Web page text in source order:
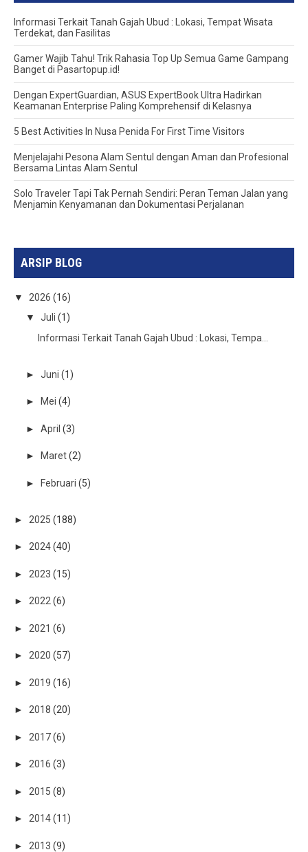
Informasi Terkait Tanah Gajah Ubud : Lokasi, Tempat Wisata
Terdekat, dan Fasilitas
Gamer Wajib Tahu! Trik Rahasia Top Up Semua Game Gampang
Banget di Pasartopup.id!
Dengan ExpertGuardian, ASUS ExpertBook Ultra Hadirkan
Keamanan Enterprise Paling Komprehensif di Kelasnya
5 Best Activities In Nusa Penida For First Time Visitors
Menjelajahi Pesona Alam Sentul dengan Aman dan Profesional
Bersama Lintas Alam Sentul
Solo Traveler Tapi Tak Pernah Sendiri: Peran Teman Jalan yang
Menjamin Kenyamanan dan Dokumentasi Perjalanan
ARSIP BLOG
▼ 2026(16)
▼ Juli (1)
Informasi Terkait Tanah Gajah Ubud : Lokasi, Tempa...
► Juni (1)
► Mei (4)
► April (3)
► Maret(2)
► Februari (5)
► 2025(188)
► 2024(40)
► 2023(15)
► 2022(6)
► 2021(6)
► 2020(57)
► 2019(16)
► 2018(20)
► 2017(6)
► 2016(3)
► 2015(8)
► 2014(11)
► 2013(9)